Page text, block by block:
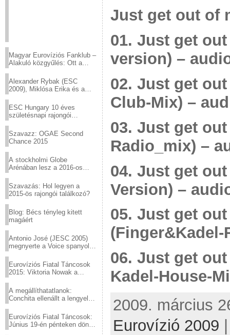
Magyar Eurovíziós Fanklub –
Alakuló közgyűlés: Ott a
Alexander Rybak (ESC
2009), Miklósa Erika és a
sztárjai a Margitszigeten
ESC Hungary 10 éves
születésnapi rajongói
Szavazz: OGAE Second
Chance 2015
A stockholmi Globe
Arénában lesz a 2016-os
Szavazás: Hol legyen a
2015-ös rajongói találkozó?
Blog: Bécs tényleg kitett
magáért
Antonio José (JESC 2005)
megnyerte a Voice spanyol
Eurovíziós Fiatal Táncosok
2015: Viktoria Nowak a
A megállíthatatlanok:
Conchita ellenállt a lengyel
Eurovíziós Fiatal Táncosok:
Június 19-én pénteken döntő
Just get out of
01. Just get
version) –
02. Just get
Club-Mix) –
03. Just get
Radio_mix) –
04. Just get
Version) –
05. Just get
06. Just get
Kadel-House-
2009. március
Eurovízió 2009